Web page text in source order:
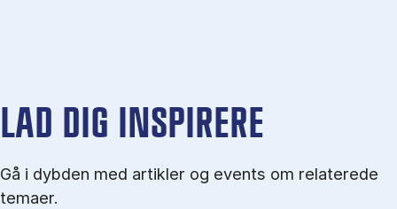
LAD DIG INSPIRERE
Gå i dybden med artikler og events om relaterede
temaer.